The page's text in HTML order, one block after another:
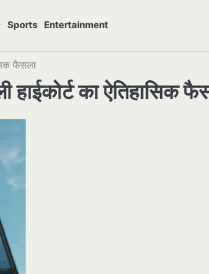
Sports Entertainment
फैसला
का ऐतिहासिक